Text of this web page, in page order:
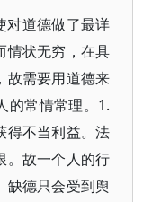
对道德做了最详
情状无穷，在具
故需要用道德来
的常情常理。1.
得不当利益。法
。故一个人的行
缺德只会受到舆